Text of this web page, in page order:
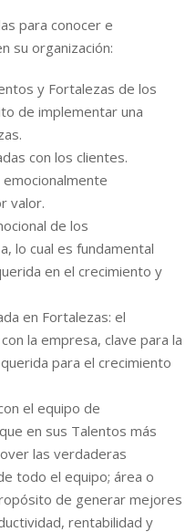
para conocer e
su organización:
y Fortalezas de los
de implementar una
con los clientes.
valor.
de los
lo cual es fundamental
en el crecimiento y
en Fortalezas: el
la empresa, clave para la
para el crecimiento
el equipo de
en sus Talentos más
las verdaderas
todo el equipo; área o
de generar mejores
rentabilidad y